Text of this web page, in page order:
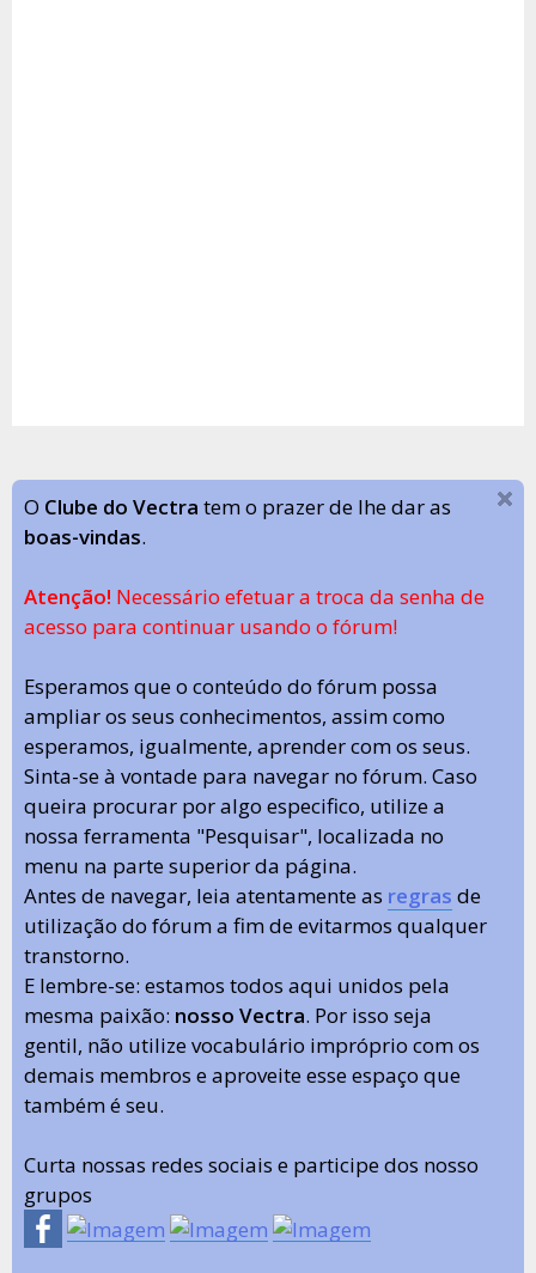
O Clube do Vectra tem o prazer de lhe dar as
boas-vindas.
Atenção! Necessário efetuar a troca da senha de
acesso para continuar usando o fórum!
Esperamos que o conteúdo do fórum possa
ampliar os seus conhecimentos, assim como
esperamos, igualmente, aprender com os seus.
Sinta-se à vontade para navegar no fórum. Caso
queira procurar por algo especifico, utilize a
nossa ferramenta "Pesquisar", localizada no
menu na parte superior da página.
Antes de navegar, leia atentamente as regras de
utilização do fórum a fim de evitarmos qualquer
transtorno.
E lembre-se: estamos todos aqui unidos pela
mesma paixão: nosso Vectra. Por isso seja
gentil, não utilize vocabulário impróprio com os
demais membros e aproveite esse espaço que
também é seu.
Curta nossas redes sociais e participe dos nosso
grupos